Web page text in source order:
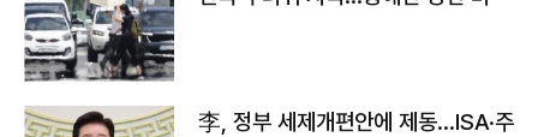
李, 정부 세제개편안에 제동…ISA·주